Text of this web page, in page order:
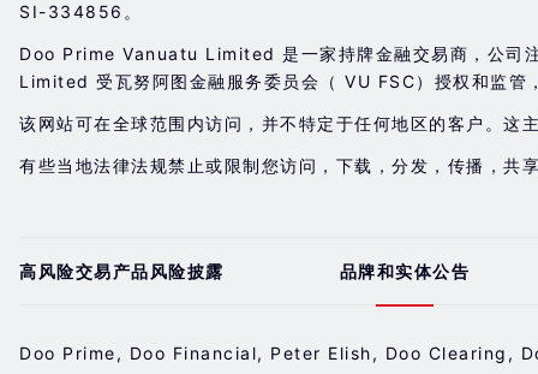
SI-334856。
Doo Prime Vanuatu Limited 是一家持牌金融交易商，公
Limited 受瓦努阿图金融服务委员会（ VU FSC）授权和监管
该网站可在全球范围内访问，并不特定于任何地区的客户。这
有些当地法律法规禁止或限制您访问，下载，分发，传播，共
高风险交易产品风险披露 品牌和实体公告
Doo Prime, Doo Financial, Peter Elish, Doo Clearing,